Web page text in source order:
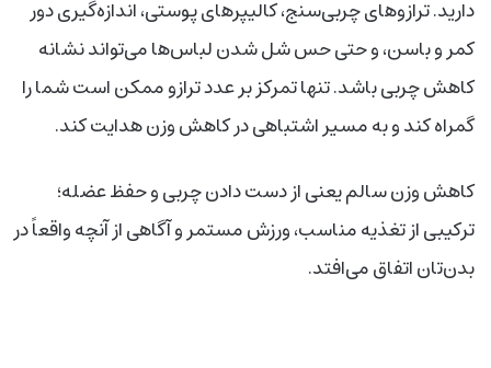
دارید. ترازوهای چربی‌سنج، کالیپرهای پوستی، اندازه‌گیری دور
کمر و باسن، و حتی حس شل شدن لباس‌ها می‌تواند نشانه
کاهش چربی باشد. تنها تمرکز بر عدد ترازو ممکن است شما را
گمراه کند و به مسیر اشتباهی در کاهش وزن هدایت کند.
کاهش وزن سالم یعنی از دست دادن چربی و حفظ عضله؛
ترکیبی از تغذیه مناسب، ورزش مستمر و آگاهی از آنچه واقعاً در
بدن‌تان اتفاق می‌افتد.